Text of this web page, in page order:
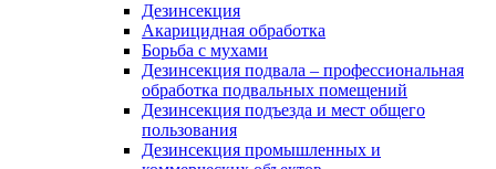
Дезинсекция
Акарицидная обработка
Борьба с мухами
Дезинсекция подвала – профессиональная
обработка подвальных помещений
Дезинсекция подъезда и мест общего
пользования
Дезинсекция промышленных и